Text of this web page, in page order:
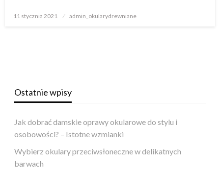
Napisano
11 stycznia 2021 admin_okularydrewniane
Ostatnie wpisy
Jak dobrać damskie oprawy okularowe do stylu i
osobowości? – Istotne wzmianki
Wybierz okulary przeciwsłoneczne w delikatnych
barwach